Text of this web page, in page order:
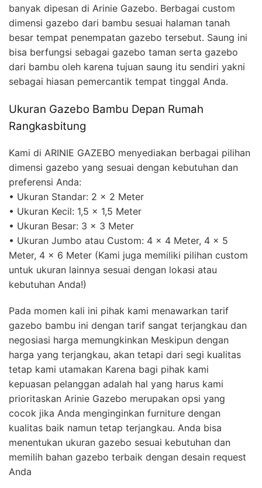
banyak dipesan di Arinie Gazebo. Berbagai custom
dimensi gazebo dari bambu sesuai halaman tanah
besar tempat penempatan gazebo tersebut. Saung ini
bisa berfungsi sebagai gazebo taman serta gazebo
dari bambu oleh karena tujuan saung itu sendiri yakni
sebagai hiasan pemercantik tempat tinggal Anda.
Ukuran Gazebo Bambu Depan Rumah
Rangkasbitung
Kami di ARINIE GAZEBO menyediakan berbagai pilihan
dimensi gazebo yang sesuai dengan kebutuhan dan
preferensi Anda:
• Ukuran Standar: 2 x 2 Meter
• Ukuran Kecil: 1,5 x 1,5 Meter
• Ukuran Besar: 3 x 3 Meter
• Ukuran Jumbo atau Custom: 4 x 4 Meter, 4 x 5
Meter, 4 x 6 Meter (Kami juga memiliki pilihan custom
untuk ukuran lainnya sesuai dengan lokasi atau
kebutuhan Anda!)
Pada momen kali ini pihak kami menawarkan tarif
gazebo bambu ini dengan tarif sangat terjangkau dan
negosiasi harga memungkinkan Meskipun dengan
harga yang terjangkau, akan tetapi dari segi kualitas
tetap kami utamakan Karena bagi pihak kami
kepuasan pelanggan adalah hal yang harus kami
prioritaskan Arinie Gazebo merupakan opsi yang
cocok jika Anda menginginkan furniture dengan
kualitas baik namun tetap terjangkau. Anda bisa
menentukan ukuran gazebo sesuai kebutuhan dan
memilih bahan gazebo terbaik dengan desain request
Anda